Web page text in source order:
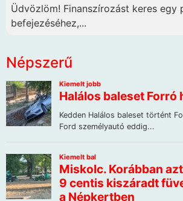
Üdvözlöm! Finanszírozást keres egy
befejezéséhez,...
Népszerű